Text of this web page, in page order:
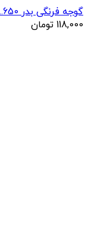
گوجه فرنگی بدر 650...
118,000 تومان